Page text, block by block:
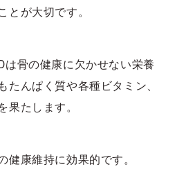
とが大切です。
は骨の健康に欠かせない栄養
たんぱく質や各種ビタミン、
果たします。
健康維持に効果的です。